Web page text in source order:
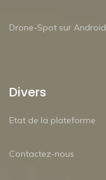
Drone-Spot sur Android
Divers
Etat de la plateforme
Contactez-nous